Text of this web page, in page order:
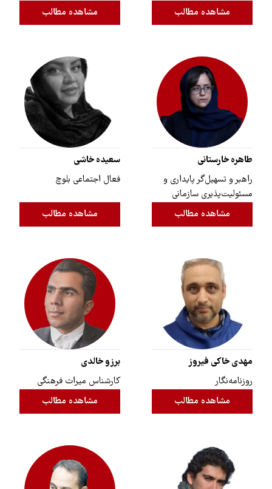
مشاهده مطالب
مشاهده مطالب
طاهره خارستانی
راهبر و تسهیل‌گر پایداری و
مسئولیت‌پذیری سازمانی
مشاهده مطالب
سعیده خاشی
فعال اجتماعی بلوچ
مشاهده مطالب
مهدی خاکی فیروز
روزنامه‌نگار
مشاهده مطالب
برزو خالدی
کارشناس میراث فرهنگی
مشاهده مطالب